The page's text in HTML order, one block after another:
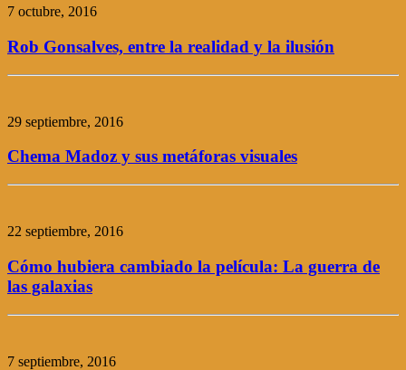
7 octubre, 2016
Rob Gonsalves, entre la realidad y la ilusión
29 septiembre, 2016
Chema Madoz y sus metáforas visuales
22 septiembre, 2016
Cómo hubiera cambiado la película: La guerra de
las galaxias
7 septiembre, 2016